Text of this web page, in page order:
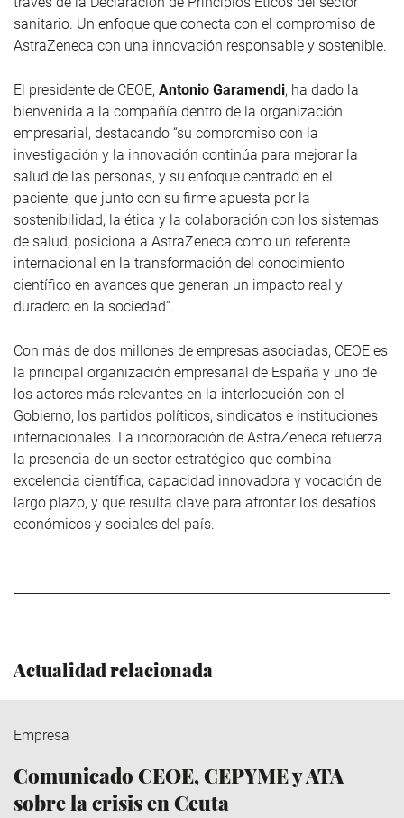
sanitario. Un enfoque que conecta con el compromiso de
AstraZeneca con una innovación responsable y sostenible.
El presidente de CEOE, Antonio Garamendi, ha dado la
bienvenida a la compañía dentro de la organización
empresarial, destacando “su compromiso con la
investigación y la innovación continúa para mejorar la
salud de las personas, y su enfoque centrado en el
paciente, que junto con su firme apuesta por la
sostenibilidad, la ética y la colaboración con los sistemas
de salud, posiciona a AstraZeneca como un referente
internacional en la transformación del conocimiento
científico en avances que generan un impacto real y
duradero en la sociedad”.
Con más de dos millones de empresas asociadas, CEOE es
la principal organización empresarial de España y uno de
los actores más relevantes en la interlocución con el
Gobierno, los partidos políticos, sindicatos e instituciones
internacionales. La incorporación de AstraZeneca refuerza
la presencia de un sector estratégico que combina
excelencia científica, capacidad innovadora y vocación de
largo plazo, y que resulta clave para afrontar los desafíos
económicos y sociales del país.
Actualidad relacionada
Empresa
Comunicado CEOE, CEPYME y ATA
sobre la crisis en Ceuta